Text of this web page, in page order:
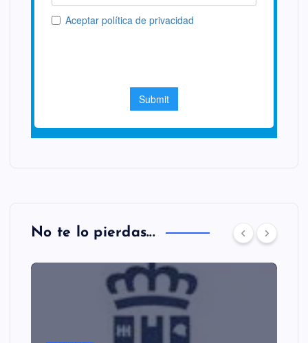
No te lo pierdas...